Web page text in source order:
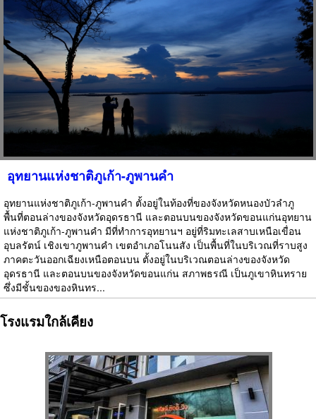
อุทยานแห่งชาติภูเก้า-ภูพานคำ
อุทยานแห่งชาติภูเก้า-ภูพานคำ ตั้งอยู่ในท้องที่ของจังหวัดหนองบัวลำภู
พื้นที่ตอนล่างของจังหวัดอุดรธานี และตอนบนของจังหวัดขอนแก่นอุทยาน
แห่งชาติภูเก้า-ภูพานคำ มีที่ทำการอุทยานฯ อยู่ที่ริมทะเลสาบเหนือเขื่อน
อุบลรัตน์ เชิงเขาภูพานคำ เขตอำเภอโนนสัง เป็นพื้นที่ในบริเวณที่ราบสูง
ภาคตะวันออกเฉียงเหนือตอนบน ตั้งอยู่ในบริเวณตอนล่างของจังหวัด
อุดรธานี และตอนบนของจังหวัดขอนแก่น สภาพธรณี เป็นภูเขาหินทราย
ซึ่งมีชั้นของของหินทร...
โรงแรมใกล้เคียง